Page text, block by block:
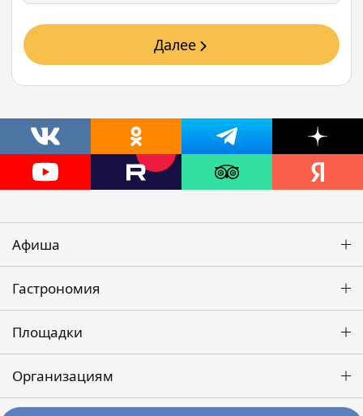
Далее
Афиша
Гастрономия
Площадки
Организациям